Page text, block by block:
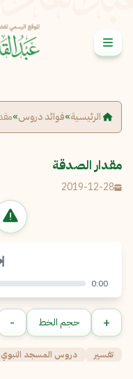
الرئيسية»فوائد دروس»
مقدار الصدقة
2019-12-28
الرسالة
إرسال إلغاء
0:00
+ حجم الخط -
تفسير دروس المسجد النبوي